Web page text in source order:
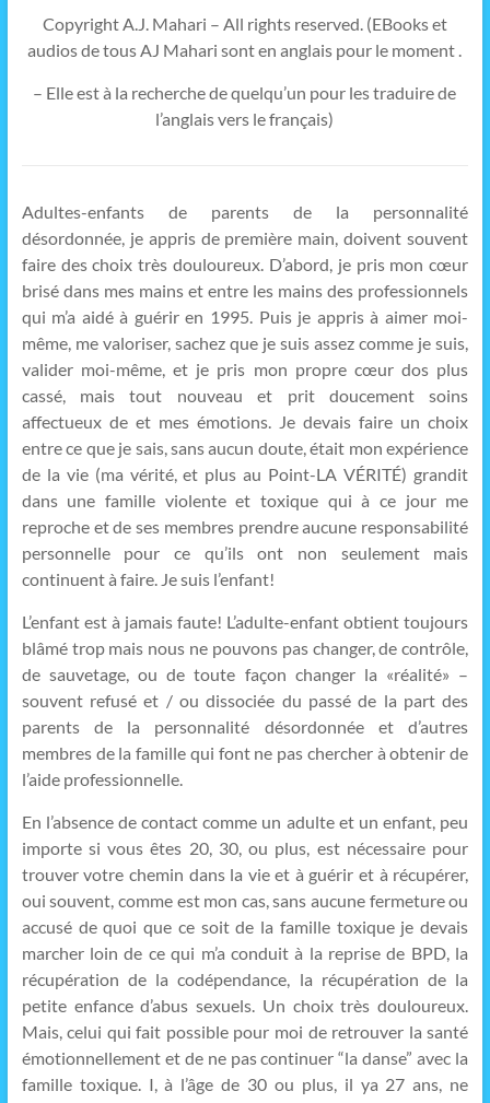
Copyright A.J. Mahari – All rights reserved. (EBooks et
audios de tous AJ Mahari sont en anglais pour le moment .
– Elle est à la recherche de quelqu’un pour les traduire de
l’anglais vers le français)
Adultes-enfants de parents de la personnalité
désordonnée, je appris de première main, doivent souvent
faire des choix très douloureux. D’abord, je pris mon cœur
brisé dans mes mains et entre les mains des professionnels
qui m’a aidé à guérir en 1995. Puis je appris à aimer moi-
même, me valoriser, sachez que je suis assez comme je suis,
valider moi-même, et je pris mon propre cœur dos plus
cassé, mais tout nouveau et prit doucement soins
affectueux de et mes émotions. Je devais faire un choix
entre ce que je sais, sans aucun doute, était mon expérience
de la vie (ma vérité, et plus au Point-LA VÉRITÉ) grandit
dans une famille violente et toxique qui à ce jour me
reproche et de ses membres prendre aucune responsabilité
personnelle pour ce qu’ils ont non seulement mais
continuent à faire. Je suis l’enfant!
L’enfant est à jamais faute! L’adulte-enfant obtient toujours
blâmé trop mais nous ne pouvons pas changer, de contrôle,
de sauvetage, ou de toute façon changer la «réalité» –
souvent refusé et / ou dissociée du passé de la part des
parents de la personnalité désordonnée et d’autres
membres de la famille qui font ne pas chercher à obtenir de
l’aide professionnelle.
En l’absence de contact comme un adulte et un enfant, peu
importe si vous êtes 20, 30, ou plus, est nécessaire pour
trouver votre chemin dans la vie et à guérir et à récupérer,
oui souvent, comme est mon cas, sans aucune fermeture ou
accusé de quoi que ce soit de la famille toxique je devais
marcher loin de ce qui m’a conduit à la reprise de BPD, la
récupération de la codépendance, la récupération de la
petite enfance d’abus sexuels. Un choix très douloureux.
Mais, celui qui fait possible pour moi de retrouver la santé
émotionnellement et de ne pas continuer “la danse” avec la
famille toxique. I, à l’âge de 30 ou plus, il ya 27 ans, ne